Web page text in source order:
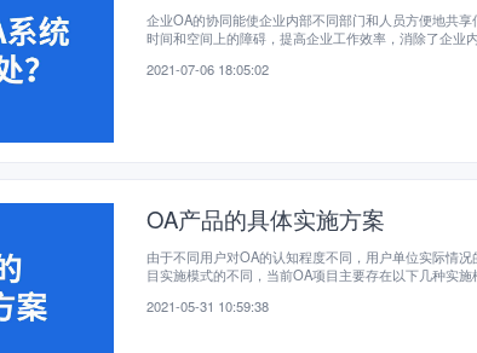
企业OA的协同能使企业内部不同部门和人员方便地共
时间和空间上的障碍，提高企业工作效率，消除了企业
2021-07-06 18:05:02
OA产品的具体实施方案
由于不同用户对OA的认知程度不同，用户单位实际情
目实施模式的不同，当前OA项目主要存在以下几种实施
2021-05-31 10:59:38